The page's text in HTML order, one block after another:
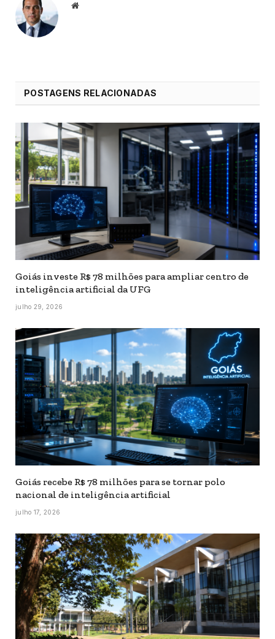
Website
POSTAGENS RELACIONADAS
Goiás investe R$ 78 milhões para ampliar centro de
inteligência artificial da UFG
julho 29, 2026
Goiás recebe R$ 78 milhões para se tornar polo
nacional de inteligência artificial
julho 17, 2026